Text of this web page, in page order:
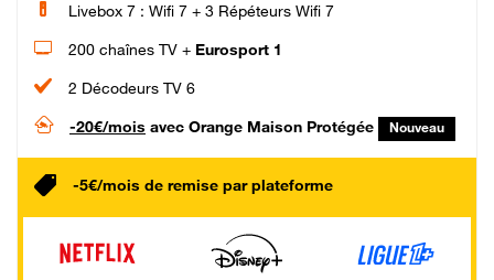
Livebox 7 : Wifi 7 + 3 Répéteurs Wifi 7
200 chaînes TV + Eurosport 1
2 Décodeurs TV 6
-20€/mois avec Orange Maison Protégée Nouveau
-5€/mois de remise par plateforme